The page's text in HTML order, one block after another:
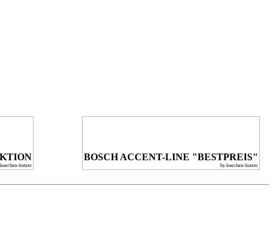
kutzer
BOSCH ACCENT-LINE "BESTPREIS"
by kuechen-kutzer